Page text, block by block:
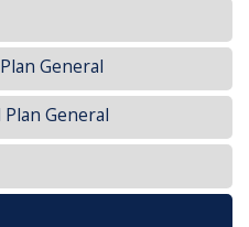
General
General